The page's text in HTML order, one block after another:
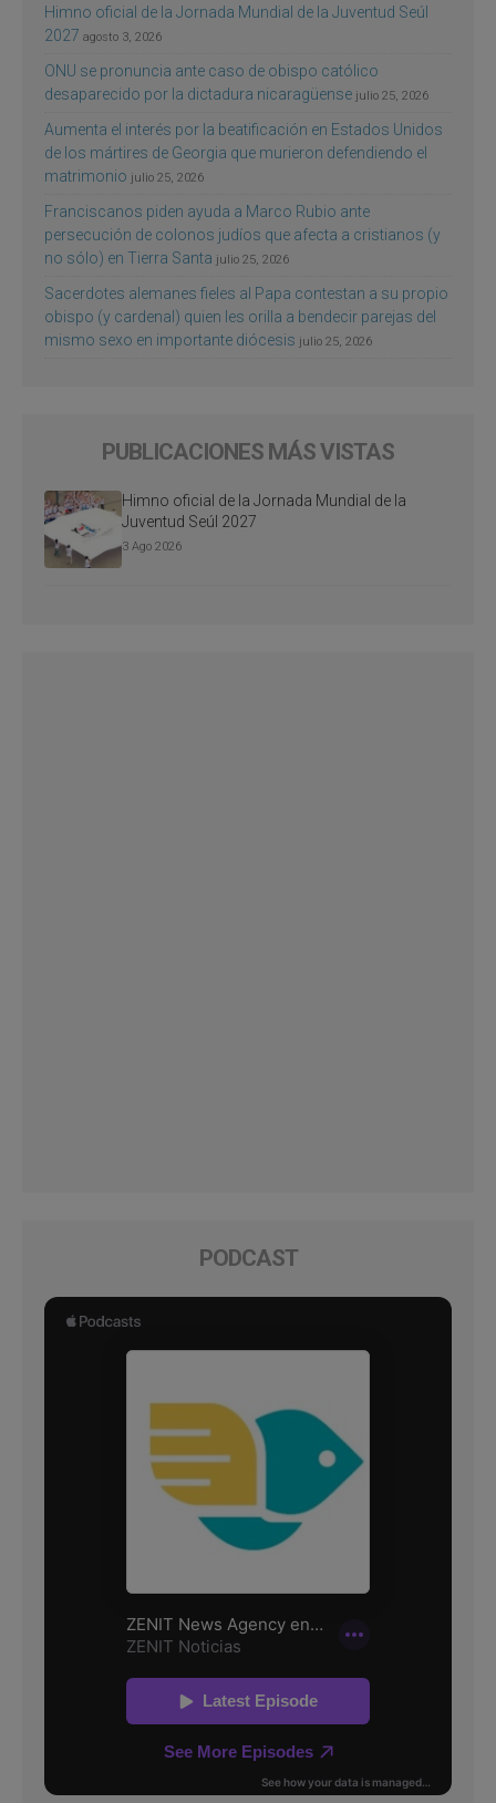
Himno oficial de la Jornada Mundial de la Juventud Seúl
2027 agosto 3, 2026
ONU se pronuncia ante caso de obispo católico
desaparecido por la dictadura nicaragüense julio 25, 2026
Aumenta el interés por la beatificación en Estados Unidos
de los mártires de Georgia que murieron defendiendo el
matrimonio julio 25, 2026
Franciscanos piden ayuda a Marco Rubio ante
persecución de colonos judíos que afecta a cristianos (y
no sólo) en Tierra Santa julio 25, 2026
Sacerdotes alemanes fieles al Papa contestan a su propio
obispo (y cardenal) quien les orilla a bendecir parejas del
mismo sexo en importante diócesis julio 25, 2026
PUBLICACIONES MÁS VISTAS
Himno oficial de la Jornada Mundial de la
Juventud Seúl 2027
3 Ago 2026
PODCAST